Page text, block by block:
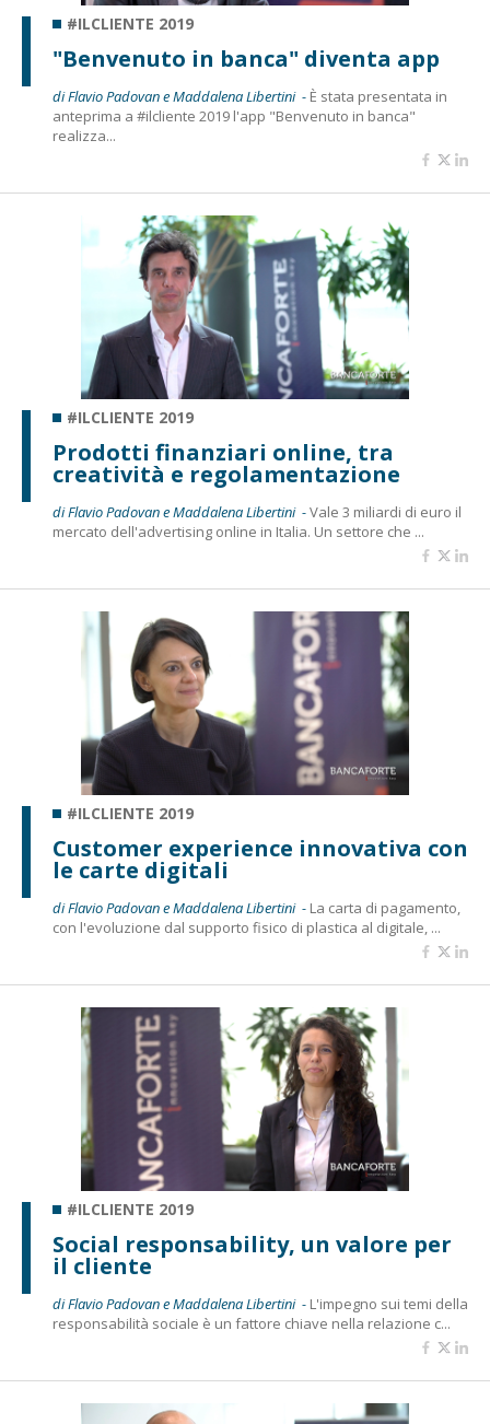
#ILCLIENTE 2019
"Benvenuto in banca" diventa app
di Flavio Padovan e Maddalena Libertini - È stata presentata in
anteprima a #ilcliente 2019 l'app "Benvenuto in banca"
realizza...
#ILCLIENTE 2019
Prodotti finanziari online, tra
creatività e regolamentazione
di Flavio Padovan e Maddalena Libertini -Vale 3 miliardi di euro il
mercato dell'advertising online in Italia. Un settore che ...
#ILCLIENTE 2019
Customer experience innovativa con
le carte digitali
di Flavio Padovan e Maddalena Libertini - La carta di pagamento,
con l'evoluzione dal supporto fisico di plastica al digitale, ...
#ILCLIENTE 2019
Social responsability, un valore per
il cliente
di Flavio Padovan e Maddalena Libertini - L'impegno sui temi della
responsabilità sociale è un fattore chiave nella relazione c...